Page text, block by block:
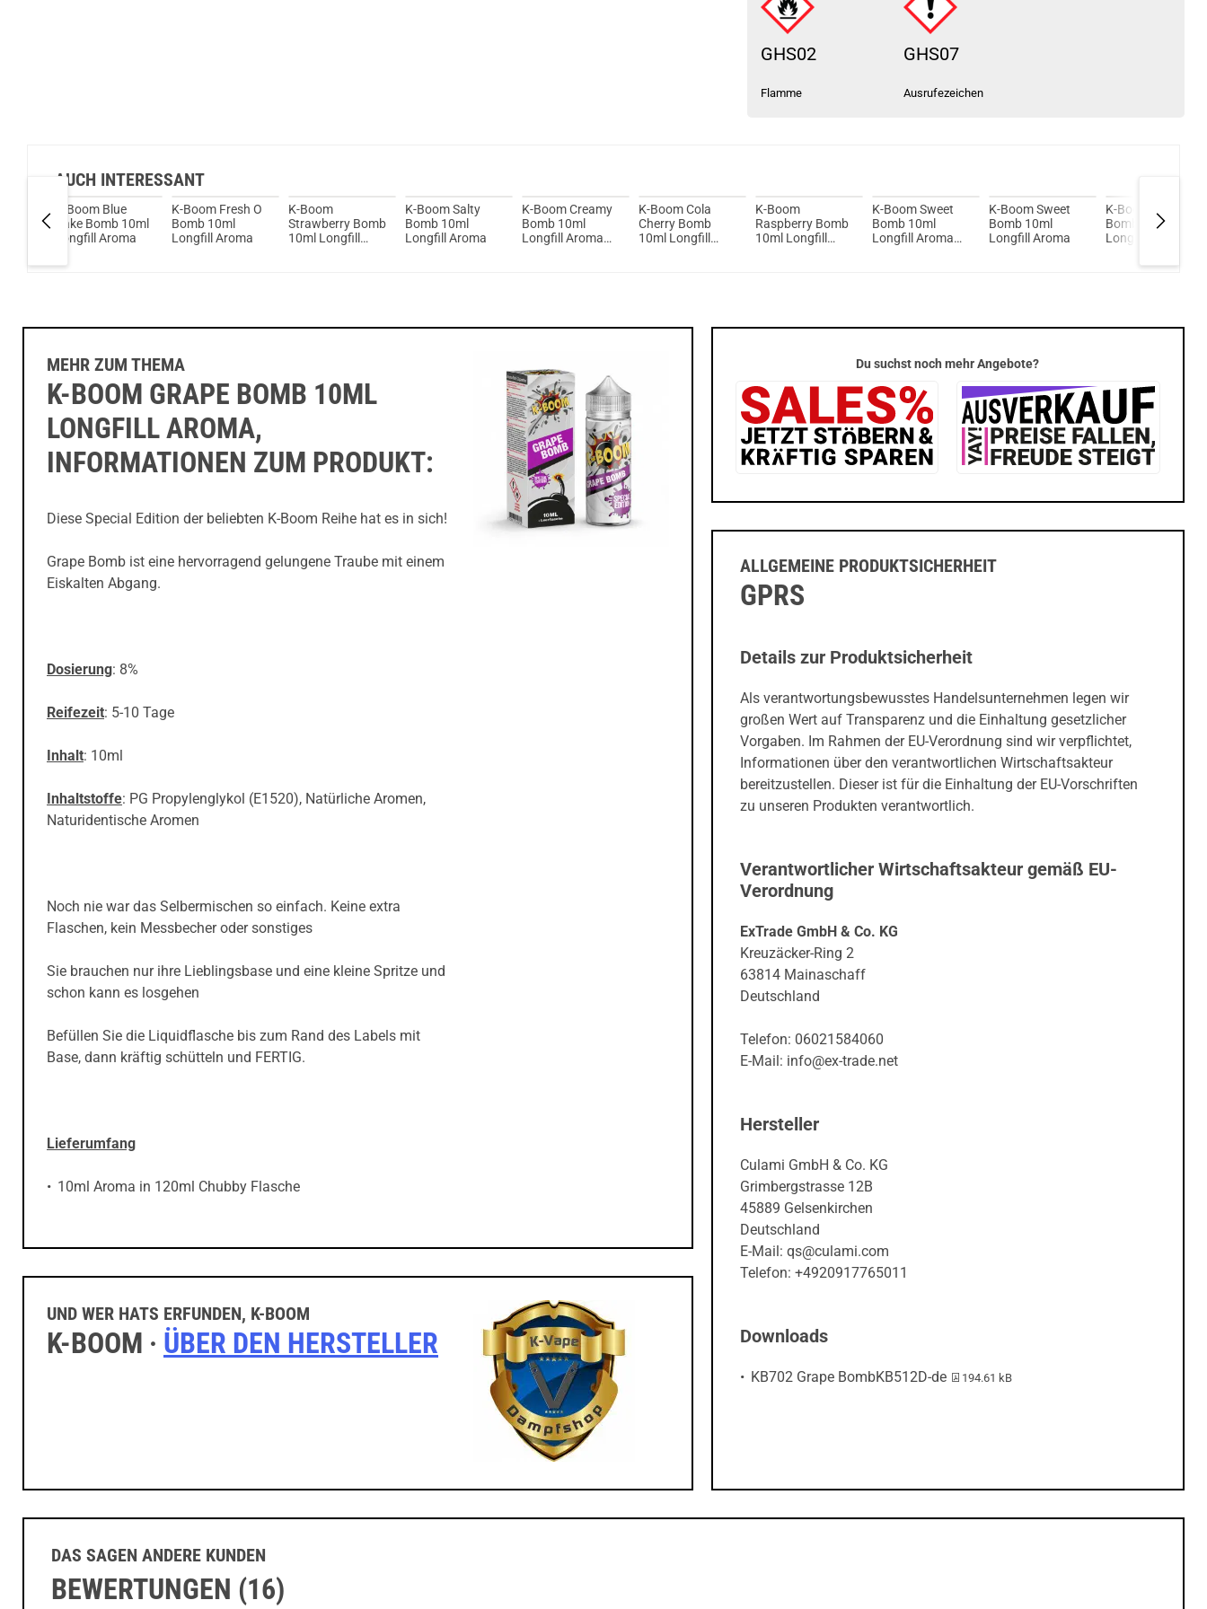
GHS02
Flamme
GHS07
Ausrufezeichen
AUCH INTERESSANT
K-Boom Blue
Cake Bomb 10ml
Longfill Aroma
K-Boom Fresh O
Bomb 10ml
Longfill Aroma
K-Boom
Strawberry Bomb
10ml Longfill
K-Boom Salty
Bomb 10ml
Longfill Aroma
K-Boom Creamy
Bomb 10ml
Longfill Aroma
K-Boom Cola
Cherry Bomb
10ml Longfill
K-Boom
Raspberry Bomb
10ml Longfill
K-Boom Sweet
Bomb 10ml
Longfill Aroma
K-Boom Sweet
Bomb 10ml
Longfill Aroma
K-Boom Green
Bomb 10ml
Longfill Aroma
MEHR ZUM THEMA
K-BOOM GRAPE BOMB 10ML
LONGFILL AROMA,
INFORMATIONEN ZUM PRODUKT:
Diese Special Edition der beliebten K-Boom Reihe hat es in sich!
Grape Bomb ist eine hervorragend gelungene Traube mit einem
Eiskalten Abgang.
Dosierung: 8%
Reifezeit: 5-10 Tage
Inhalt: 10ml
Inhaltstoffe: PG Propylenglykol (E1520), Natürliche Aromen,
Naturidentische Aromen
Noch nie war das Selbermischen so einfach. Keine extra
Flaschen, kein Messbecher oder sonstiges
Sie brauchen nur ihre Lieblingsbase und eine kleine Spritze und
schon kann es losgehen
Befüllen Sie die Liquidflasche bis zum Rand des Labels mit
Base, dann kräftig schütteln und FERTIG.
Lieferumfang
10ml Aroma in 120ml Chubby Flasche
UND WER HATS ERFUNDEN, K-BOOM
K-BOOM · ÜBER DEN HERSTELLER
Du suchst noch mehr Angebote?
ALLGEMEINE PRODUKTSICHERHEIT
GPRS
Details zur Produktsicherheit
Als verantwortungsbewusstes Handelsunternehmen legen wir
großen Wert auf Transparenz und die Einhaltung gesetzlicher
Vorgaben. Im Rahmen der EU-Verordnung sind wir verpflichtet,
Informationen über den verantwortlichen Wirtschaftsakteur
bereitzustellen. Dieser ist für die Einhaltung der EU-Vorschriften
zu unseren Produkten verantwortlich.
Verantwortlicher Wirtschaftsakteur gemäß EU-
Verordnung
ExTrade GmbH & Co. KG
Kreuzäcker-Ring 2
63814 Mainaschaff
Deutschland
Telefon: 06021584060
E-Mail: info@ex-trade.net
Hersteller
Culami GmbH & Co. KG
Grimbergstrasse 12B
45889 Gelsenkirchen
Deutschland
E-Mail: qs@culami.com
Telefon: +4920917765011
Downloads
KB702 Grape BombKB512D-de PDF-Datei:
194.61 kB
DAS SAGEN ANDERE KUNDEN
BEWERTUNGEN (16)